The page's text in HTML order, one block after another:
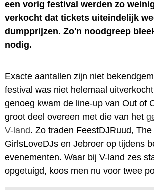
een vorig festival werden zo
verkocht dat tickets uiteindelijk
dumpprijzen. Zo'n noodgreep
nodig.
Exacte aantallen zijn niet
festival was niet helemaal
genoeg kwam de line-up van Out of
groot deel overeen met die van het
V-land. Zo traden FeestDJRuud,
GirlsLoveDJs en Jebroer op tijdens
evenementen. Waar bij V-land zes
opgetuigd, koos men nu voor twee